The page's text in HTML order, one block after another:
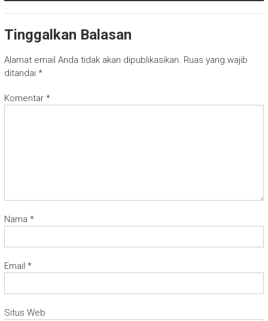
Tinggalkan Balasan
Alamat email Anda tidak akan dipublikasikan. Ruas yang wajib
ditandai *
Komentar *
Nama *
Email *
Situs Web